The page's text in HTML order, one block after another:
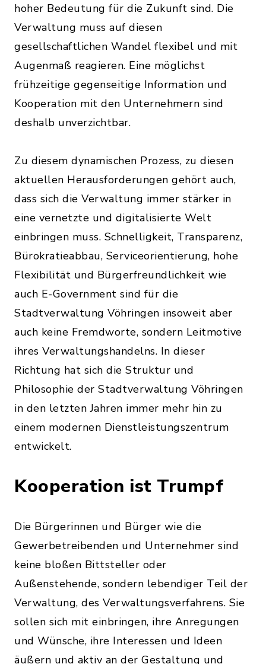
hoher Bedeutung für die Zukunft sind. Die
Verwaltung muss auf diesen
gesellschaftlichen Wandel flexibel und mit
Augenmaß reagieren. Eine möglichst
frühzeitige gegenseitige Information und
Kooperation mit den Unternehmern sind
deshalb unverzichtbar.
Zu diesem dynamischen Prozess, zu diesen
aktuellen Herausforderungen gehört auch,
dass sich die Verwaltung immer stärker in
eine vernetzte und digitalisierte Welt
einbringen muss. Schnelligkeit, Transparenz,
Bürokratieabbau, Serviceorientierung, hohe
Flexibilität und Bürgerfreundlichkeit wie
auch E-Government sind für die
Stadtverwaltung Vöhringen insoweit aber
auch keine Fremdworte, sondern Leitmotive
ihres Verwaltungshandelns. In dieser
Richtung hat sich die Struktur und
Philosophie der Stadtverwaltung Vöhringen
in den letzten Jahren immer mehr hin zu
einem modernen Dienstleistungszentrum
entwickelt.
Kooperation ist Trumpf
Die Bürgerinnen und Bürger wie die
Gewerbetreibenden und Unternehmer sind
keine bloßen Bittsteller oder
Außenstehende, sondern lebendiger Teil der
Verwaltung, des Verwaltungsverfahrens. Sie
sollen sich mit einbringen, ihre Anregungen
und Wünsche, ihre Interessen und Ideen
äußern und aktiv an der Gestaltung und